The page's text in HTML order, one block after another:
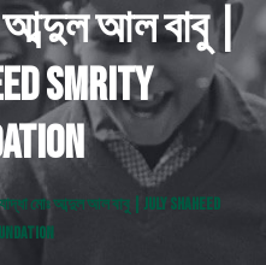
আল বাবু |
Smrity
মোঃ আব্দুল আল বাবু | JULY SHAHEED